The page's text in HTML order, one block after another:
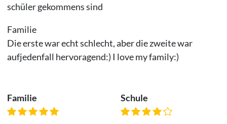
schüler gekommens sind
Familie
Die erste war echt schlecht, aber die zweite war
aufjedenfall hervoragend:) I love my family:)
Familie Schule